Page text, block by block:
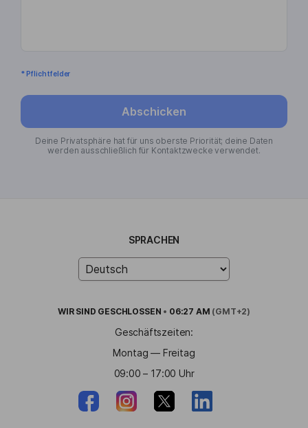
* Pflichtfelder
Abschicken
Deine Privatsphäre hat für uns oberste Priorität; deine Daten
werden ausschließlich für Kontaktzwecke verwendet.
SPRACHEN
WIR SIND GESCHLOSSEN • 06:27 AM (GMT+2)
Geschäftszeiten:
Montag — Freitag
09:00 – 17:00 Uhr